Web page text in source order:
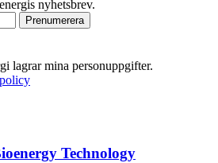
nyhetsbrev.
lagrar mina personuppgifter.
Technology